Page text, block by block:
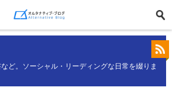
ど。ソーシャル・リーディングな日常を綴りま